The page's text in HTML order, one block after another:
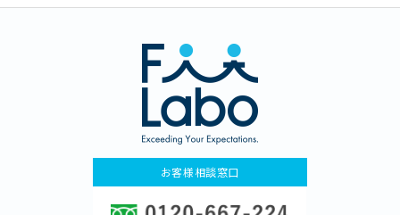
お客様相談窓口